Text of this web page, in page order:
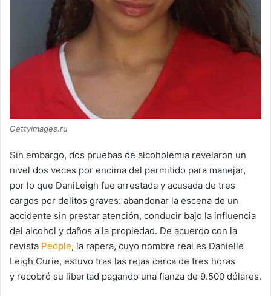
Gettyimages.ru
Sin embargo, dos pruebas de alcoholemia revelaron un
nivel dos veces por encima del permitido para manejar,
por lo que DaniLeigh fue arrestada y acusada de tres
cargos por delitos graves: abandonar la escena de un
accidente sin prestar atención, conducir bajo la influencia
del alcohol y daños a la propiedad. De acuerdo con la
revista People, la rapera, cuyo nombre real es Danielle
Leigh Curie, estuvo tras las rejas cerca de tres horas
y recobró su libertad pagando una fianza de 9.500 dólares.